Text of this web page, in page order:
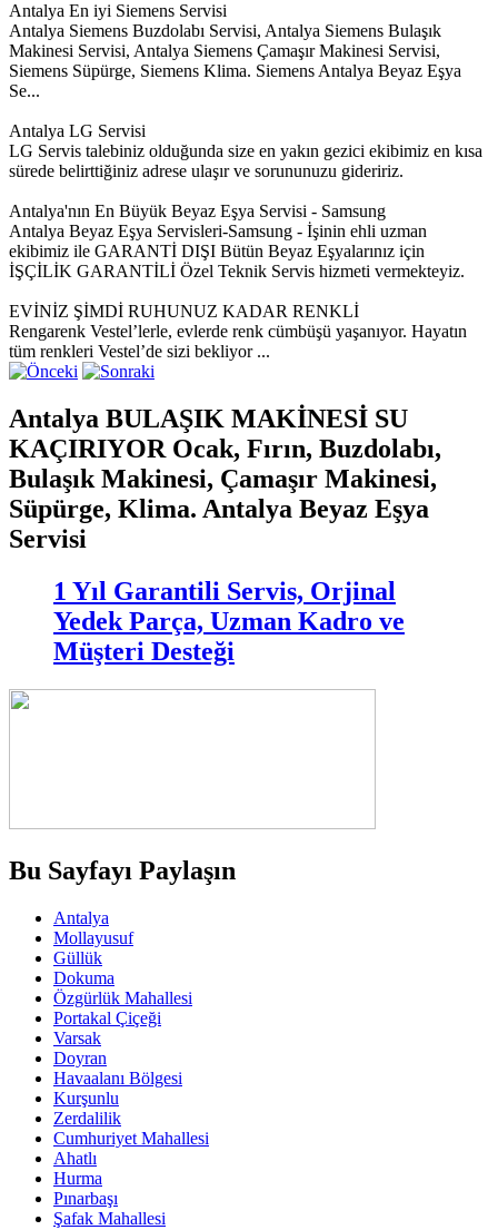
Antalya En iyi Siemens Servisi
Antalya Siemens Buzdolabı Servisi, Antalya Siemens Bulaşık
Makinesi Servisi, Antalya Siemens Çamaşır Makinesi Servisi,
Siemens Süpürge, Siemens Klima. Siemens Antalya Beyaz Eşya
Se...
Antalya LG Servisi
LG Servis talebiniz olduğunda size en yakın gezici ekibimiz en kısa
sürede belirttiğiniz adrese ulaşır ve sorununuzu gideririz.
Antalya'nın En Büyük Beyaz Eşya Servisi - Samsung
Antalya Beyaz Eşya Servisleri-Samsung - İşinin ehli uzman
ekibimiz ile GARANTİ DIŞI Bütün Beyaz Eşyalarınız için
İŞÇİLİK GARANTİLİ Özel Teknik Servis hizmeti vermekteyiz.
EVİNİZ ŞİMDİ RUHUNUZ KADAR RENKLİ
Rengarenk Vestel’lerle, evlerde renk cümbüşü yaşanıyor. Hayatın
tüm renkleri Vestel’de sizi bekliyor ...
Antalya BULAŞIK MAKİNESİ SU
KAÇIRIYOR Ocak, Fırın, Buzdolabı,
Bulaşık Makinesi, Çamaşır Makinesi,
Süpürge, Klima. Antalya Beyaz Eşya
Servisi
1 Yıl Garantili Servis, Orjinal
Yedek Parça, Uzman Kadro ve
Müşteri Desteği
Bu Sayfayı Paylaşın
Antalya
Mollayusuf
Güllük
Dokuma
Özgürlük Mahallesi
Portakal Çiçeği
Varsak
Doyran
Havaalanı Bölgesi
Kurşunlu
Zerdalilik
Cumhuriyet Mahallesi
Ahatlı
Hurma
Pınarbaşı
Şafak Mahallesi